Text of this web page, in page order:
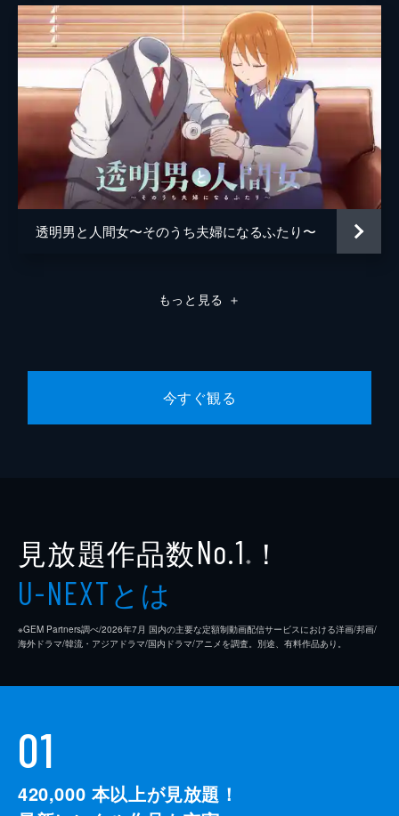
始まった2学期。放課後、広瀬に一緒に帰ろ
うと誘われ有頂天の中村だったが、校門で待
ち構えていたのは他校のイケメンその正体
24分
第9話 追跡！星降る夜の文化祭！！
文化祭。演劇部のフライヤーを貰い、悩みな
がら歩いていると広瀬そっくりな女性とぶつ
かってしまう。舞台を見ると、そこにはさっ
きの女性の姿が!?
24分
第10話 新発見！放課後勉強会！！
みんなでファミレスへ向かう。しかし勉強な
透明男と人間女〜そのうち夫婦になるふたり〜
もっと見る ＋
今すぐ観る
見放題作品数No.1 ※ ！
U-NEXTとは
※GEM Partners調べ/2026年7⽉ 国内の主要な定額制動画配信サービスにおける洋画/邦画/
海外ドラマ/韓流・アジアドラマ/国内ドラマ/アニメを調査。別途、有料作品あり。
01
420,000 本以上が見放題！